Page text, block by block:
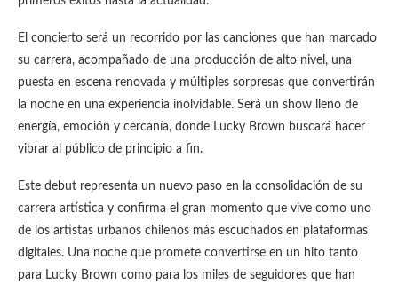
El concierto será un recorrido por las canciones que han marcado
su carrera, acompañado de una producción de alto nivel, una
puesta en escena renovada y múltiples sorpresas que convertirán
la noche en una experiencia inolvidable. Será un show lleno de
energía, emoción y cercanía, donde Lucky Brown buscará hacer
vibrar al público de principio a fin.
Este debut representa un nuevo paso en la consolidación de su
carrera artística y confirma el gran momento que vive como uno
de los artistas urbanos chilenos más escuchados en plataformas
digitales. Una noche que promete convertirse en un hito tanto
para Lucky Brown como para los miles de seguidores que han